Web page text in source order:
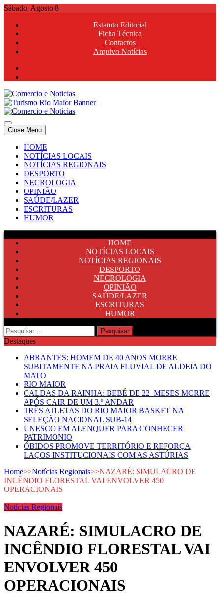
Skip
content
Sábado, Agosto 8
Estatuto Editorial
Ficha Técnica
Contactos
Arquivo Notícias
Comercio e Noticias
Notícias e Publicidade Online
Comercio e Noticias
Notícias e Publicidade Online
Close Menu
HOME
NOTÍCIAS LOCAIS
NOTÍCIAS REGIONAIS
DESPORTO
NECROLOGIA
OPINIÃO
SAÚDE/LAZER
ESCRITURAS
HUMOR
HOME
NOTÍCIAS LOCAIS
NOTÍCIAS REGIONAIS
DESPORTO
NECROLOGIA
OPINIÃO
SAÚDE/LAZER
ESCRITURAS
HUMOR
Pesquisar
por:
Destaques
ABRANTES: HOMEM DE 40 ANOS MORRE
SUBITAMENTE NA PRAIA FLUVIAL DE ALDEIA DO
MATO
RIO MAIOR
CALDAS DA RAINHA: BEBÉ DE 22 MESES MORRE
APÓS CAIR DE UM 3.º ANDAR
TRÊS ATLETAS DO RIO MAIOR BASKET NA
SELEÇÃO NACIONAL SUB-14
UNESCO EM ALENQUER PARA CONHECER
PATRIMÓNIO
ÓBIDOS PROMOVE TERRITÓRIO E REFORÇA
LAÇOS INSTITUCIONAIS COM AS ASTÚRIAS
Home>>Notícias Regionais>>NAZARÉ: SIMULACRO DE
INCÊNDIO FLORESTAL VAI ENVOLVER 450
OPERACIONAIS
Notícias Regionais
NAZARÉ: SIMULACRO DE
INCÊNDIO FLORESTAL VAI
ENVOLVER 450
OPERACIONAIS